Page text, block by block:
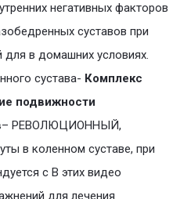
негативных факторов
суставов при
для в домашних условиях.
сустава- Комплекс
подвижности
– РЕВОЛЮЦИОННЫЙ,
в коленном суставе, при
с В этих видео
для лечения